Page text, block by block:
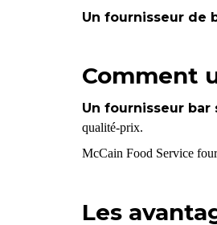
Un fournisseur de
Comment
Un fournisseur
qualité-prix.
McCain Food Service
Les